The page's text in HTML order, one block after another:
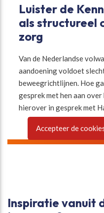
Luister de
als structureel
zorg
Van de Nederlandse
aandoening voldoet
beweegrichtlijnen. Hoe
gesprek met hen aan
hierover in gesprek met
Accepteer de
Inspiratie vanuit